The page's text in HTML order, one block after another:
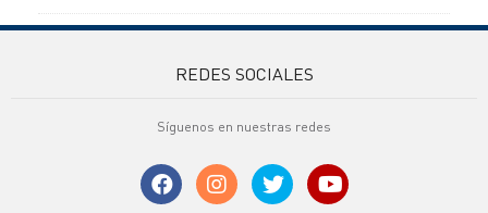
REDES SOCIALES
Síguenos en nuestras redes